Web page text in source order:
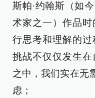
斯帕·约翰斯（如
术家之一）作品
行思考和理解的
挑战不仅仅发生
之中，我们实在无
虑；